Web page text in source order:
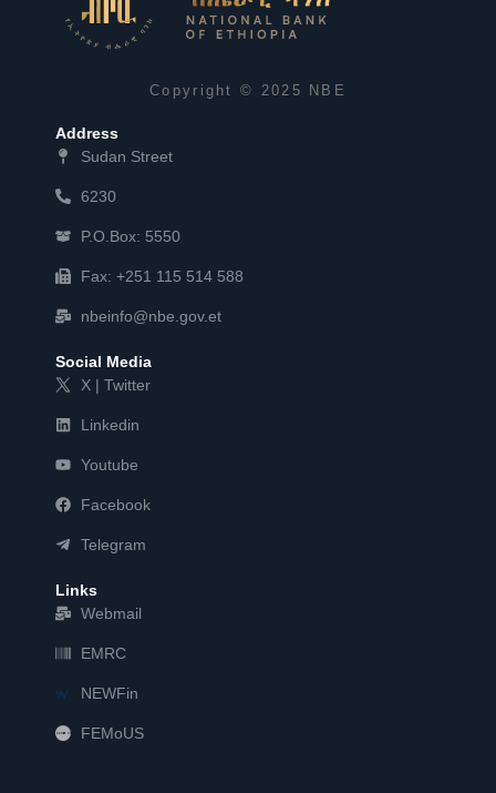
Copyright © 2025 NBE
Address
Sudan Street
6230
P.O.Box: 5550
Fax: +251 115 514 588
nbeinfo@nbe.gov.et
Social Media
X | Twitter
Linkedin
Youtube
Facebook
Telegram
Links
Webmail
EMRC
NEWFin
FEM   US FEMoUS